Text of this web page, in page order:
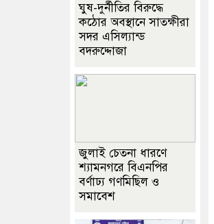
ঘুষ-দুর্নীতির বিরুদ্ধে
কঠোর অবস্থানে সাতক্ষীরা
সদর এসিল্যান্ড
বদরুদ্দোজা
জুলাই চেতনা ধারণে
শ্যামনগরে বিএনপির
বর্ণাঢ্য গণমিছিল ও
সমাবেশ